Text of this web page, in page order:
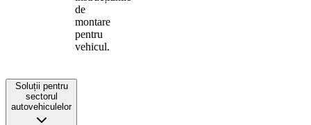
de
montare
pentru
vehicul.
Soluții pentru
sectorul
autovehiculelor